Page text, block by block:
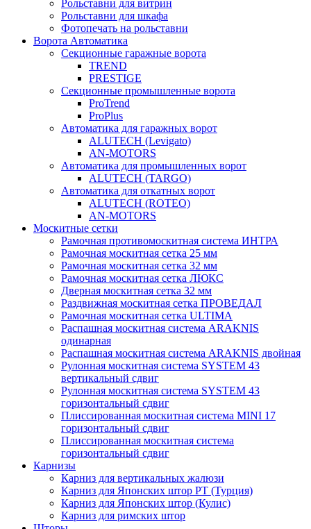
Рольставни для витрин
Рольставни для шкафа
Фотопечать на рольставни
Ворота Автоматика
Секционные гаражные ворота
TREND
PRESTIGE
Секционные промышленные ворота
ProTrend
ProPlus
Автоматика для гаражных ворот
ALUTECH (Levigato)
AN-MOTORS
Автоматика для промышленных ворот
ALUTECH (TARGO)
Автоматика для откатных ворот
ALUTECH (ROTEO)
AN-MOTORS
Москитные сетки
Рамочная противомоскитная система ИНТРА
Рамочная москитная сетка 25 мм
Рамочная москитная сетка 32 мм
Рамочная москитная сетка ЛЮКС
Дверная москитная сетка 32 мм
Раздвижная москитная сетка ПРОВЕДАЛ
Рамочная москитная сетка ULTIMA
Распашная москитная система ARAKNIS
одинарная
Распашная москитная система ARAKNIS двойная
Рулонная москитная система SYSTEM 43
вертикальный сдвиг
Рулонная москитная система SYSTEM 43
горизонтальный сдвиг
Плиссированная москитная система MINI 17
горизонтальный сдвиг
Плиссированная москитная система
горизонтальный сдвиг
Карнизы
Карниз для вертикальных жалюзи
Карниз для Японских штор РТ (Турция)
Карниз для Японских штор (Кулис)
Карниз для римских штор